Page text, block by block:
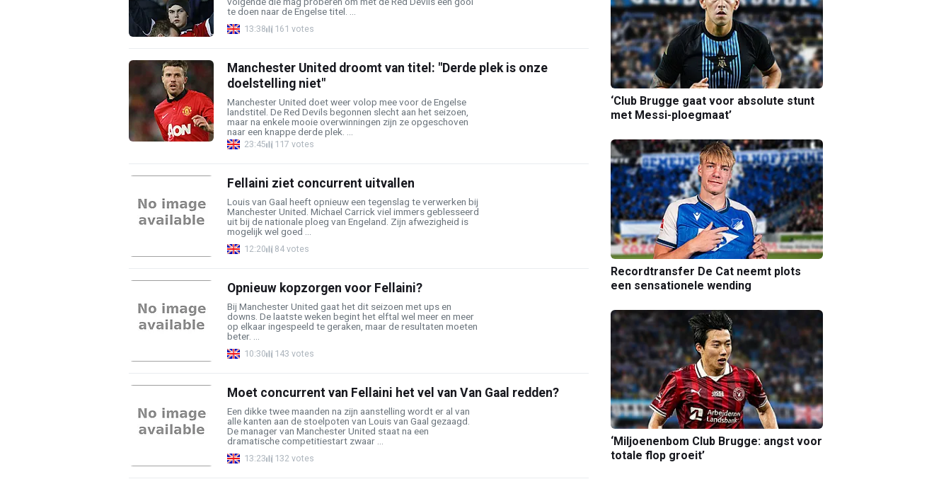
te doen naar de Engelse titel. ...
13:38 161 votes
Manchester United droomt van titel: "Derde plek is onze
doelstelling niet"
Manchester United doet weer volop mee voor de Engelse
landstitel. De Red Devils begonnen slecht aan het seizoen,
maar na enkele mooie overwinningen zijn ze opgeschoven
naar een knappe derde plek. ...
23:45 117 votes
Fellaini ziet concurrent uitvallen
Louis van Gaal heeft opnieuw een tegenslag te verwerken bij
Manchester United. Michael Carrick viel immers geblesseerd
uit bij de nationale ploeg van Engeland. Zijn afwezigheid is
mogelijk wel goed ...
12:20 84 votes
Opnieuw kopzorgen voor Fellaini?
Bij Manchester United gaat het dit seizoen met ups en
downs. De laatste weken begint het elftal wel meer en meer
op elkaar ingespeeld te geraken, maar de resultaten moeten
beter. ...
10:30 143 votes
Moet concurrent van Fellaini het vel van Van Gaal redden?
Een dikke twee maanden na zijn aanstelling wordt er al van
alle kanten aan de stoelpoten van Louis van Gaal gezaagd.
De manager van Manchester United staat na een
dramatische competitiestart zwaar ...
13:23 132 votes
‘Club Brugge gaat voor absolute stunt
met Messi-ploegmaat’
Recordtransfer De Cat neemt plots
een sensationele wending
‘Miljoenenbom Club Brugge: angst voor
totale flop groeit’